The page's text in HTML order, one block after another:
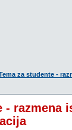
za studente -
- razmena